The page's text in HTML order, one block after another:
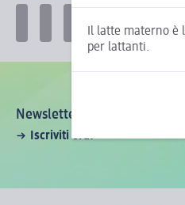
Il latte materno
per lattanti.
Newsletter dm: tutte le
Iscriviti ora!